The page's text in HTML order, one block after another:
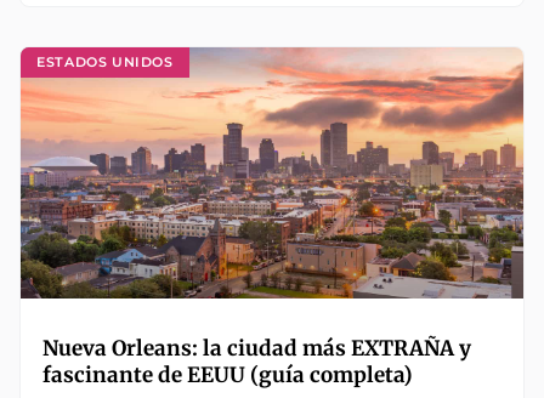
ESTADOS UNIDOS
Nueva Orleans: la ciudad más EXTRAÑA y
fascinante de EEUU (guía completa)